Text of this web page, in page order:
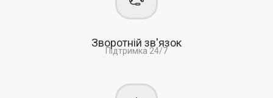
Зворотній зв'язок
Підтримка 24/7